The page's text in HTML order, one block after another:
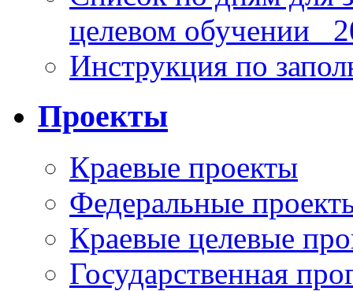
целевом обучении_
Инструкция по
Проекты
Краевые проекты
Федеральные
Краевые целевые
Государственная